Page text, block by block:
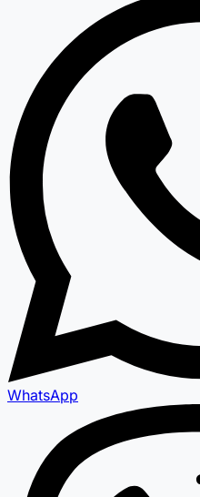
WhatsApp